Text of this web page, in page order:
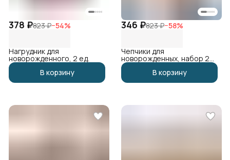
378 ₽823 ₽−54%
Нагрудник для
новорожденного, 2 ед.
В корзину
346 ₽823 ₽−58%
Чепчики для
новорожденных, набор 2
шт
В корзину